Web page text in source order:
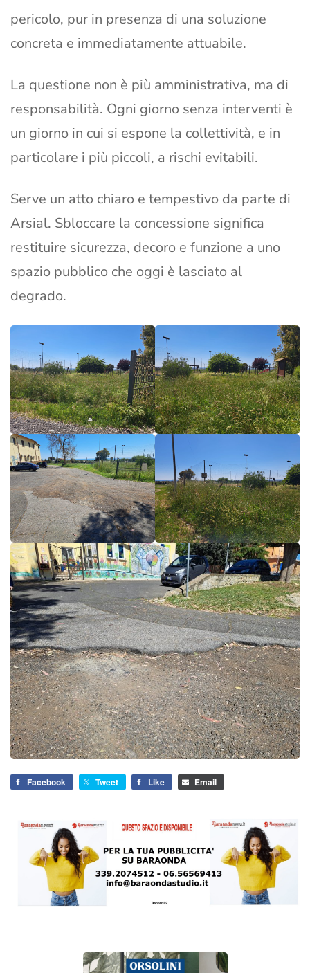
pericolo, pur in presenza di una soluzione
concreta e immediatamente attuabile.
La questione non è più amministrativa, ma di
responsabilità. Ogni giorno senza interventi è
un giorno in cui si espone la collettività, e in
particolare i più piccoli, a rischi evitabili.
Serve un atto chiaro e tempestivo da parte di
Arsial. Sbloccare la concessione significa
restituire sicurezza, decoro e funzione a uno
spazio pubblico che oggi è lasciato al
degrado.
Facebook Tweet Like Email